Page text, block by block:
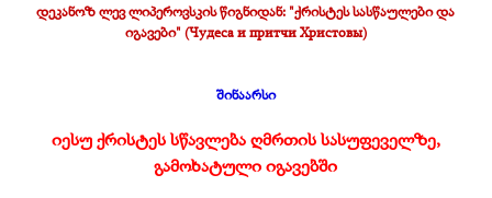
დეკანოზ ლევ ლიპეროვსკის წიგნიდან: "ქრისტეს სასწაულები და
იგავები" (Чудеса и притчи Христовы)
შინაარსი
იესუ ქრისტეს სწავლება ღმრთის სასუფეველზე,
გამოხატული იგავებში